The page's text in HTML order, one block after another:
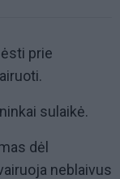
prie
sulaikė.
dėl
neblaivus